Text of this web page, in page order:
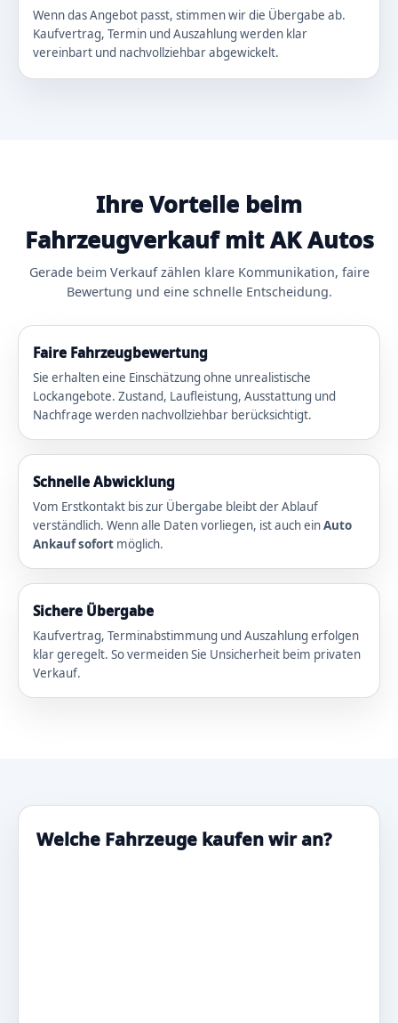
Wenn das Angebot passt, stimmen wir die Übergabe ab.
Kaufvertrag, Termin und Auszahlung werden klar
vereinbart und nachvollziehbar abgewickelt.
Ihre Vorteile beim
Fahrzeugverkauf mit AK Autos
Gerade beim Verkauf zählen klare Kommunikation, faire
Bewertung und eine schnelle Entscheidung.
Faire Fahrzeugbewertung
Sie erhalten eine Einschätzung ohne unrealistische
Lockangebote. Zustand, Laufleistung, Ausstattung und
Nachfrage werden nachvollziehbar berücksichtigt.
Schnelle Abwicklung
Vom Erstkontakt bis zur Übergabe bleibt der Ablauf
verständlich. Wenn alle Daten vorliegen, ist auch einAuto
Ankauf sofort möglich.
Sichere Übergabe
Kaufvertrag, Terminabstimmung und Auszahlung erfolgen
klar geregelt. So vermeiden Sie Unsicherheit beim privaten
Verkauf.
Welche Fahrzeuge kaufen wir an?